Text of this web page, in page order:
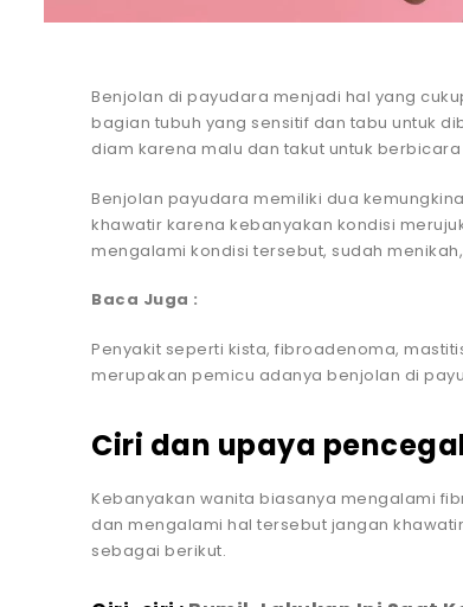
Benjolan di payudara menjadi hal yang
bagian tubuh yang sensitif dan tabu untuk
diam karena malu dan takut untuk
Benjolan payudara memiliki dua
khawatir karena kebanyakan kondisi
mengalami kondisi tersebut, sudah
Baca Juga :
Penyakit seperti kista, fibroadenoma,
merupakan pemicu adanya benjolan di
Ciri dan upaya
Kebanyakan wanita biasanya mengalami
dan mengalami hal tersebut jangan
sebagai berikut.